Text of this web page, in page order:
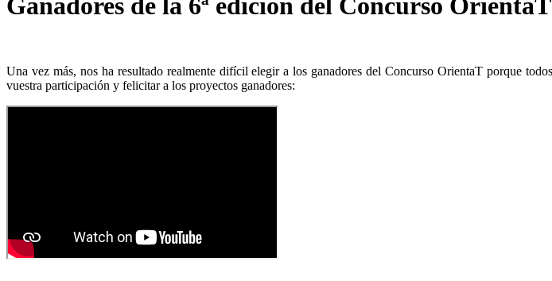
Una vez más, nos ha resultado realmente difícil elegir a los ganadores del Concurso OrientaT porque
vuestra participación y felicitar a los proyectos ganadores: